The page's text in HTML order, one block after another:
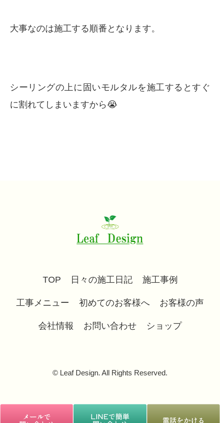
大事なのは施工する順番となります。
シーリングの上に固いモルタルを施工するとすぐ
に割れてしまいますから😭
TOP 日々の施工日記 施工事例
工事メニュー 初めてのお客様へ お客様の声
会社情報 お問い合わせ ショップ
© Leaf Design. All Rights Reserved.